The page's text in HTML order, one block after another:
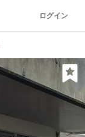
ログイン